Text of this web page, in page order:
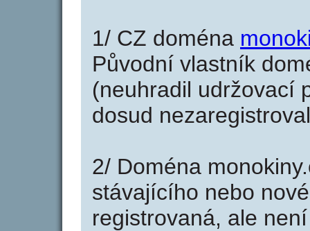
1/ CZ doména
Původní vlastník
(neuhradil udržovací
dosud
2/ Doména
stávajícího nebo
registrovaná, ale